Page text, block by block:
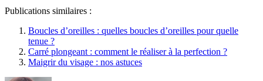
Publications similaires :
Boucles d’oreilles : quelles boucles d’oreilles pour quelle
tenue ?
Carré plongeant : comment le réaliser à la perfection ?
Maigrir du visage : nos astuces